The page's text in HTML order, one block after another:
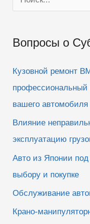
о
с
Вопросы о
Кузовной ремонт
профессиональный
вашего автомобиля
Влияние
эксплуатацию
Авто из Японии под
выбору и покупке
Обслуживание
Крано-